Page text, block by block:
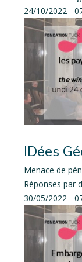
24/10/2022 -
IDées
Menace de
Réponses par
30/05/2022 -